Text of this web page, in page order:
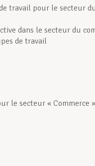
travail pour le secteur
dans le secteur du
de travail
le secteur « Commerce »